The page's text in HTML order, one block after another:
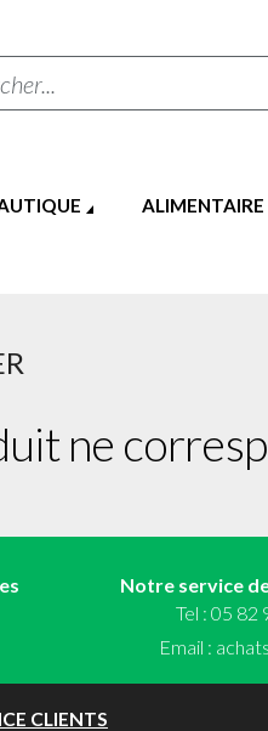
ALIMENTAIRE
ne
Notre service
Tel : 05 82
Email :
CLIENTS